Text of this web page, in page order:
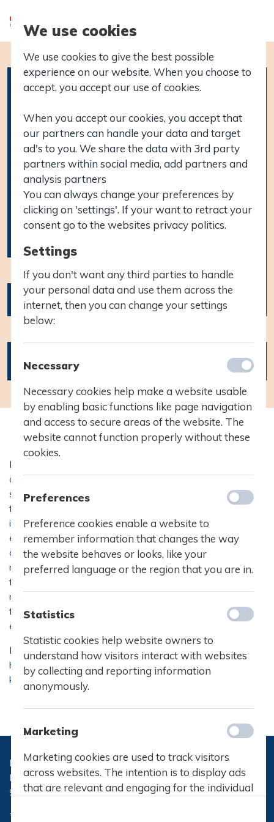
Morgensamling STX
10.00 i Festsalen
Morgensamling STX
26.02.2020
Kl. 9:30 til 10.00 i Festsalen
På Hasseris Gymnasium har vi morgensamlinger en gang
om måneden, hvor alle gymnasiets 600 STX-elever
samles i Festsalen og mærker fællesskabet. Her blandes
fællessang, elevkoncerter, performance og praktisk
information i én stor symfoni. Vi synger altid og der er altid
elevoptrædener. Alle kan tage ordet på en morgensamling,
og ofte er det både ledelse, lærere og elever, der har
meddelelser om stort og småt – alt fra juleklip og
fredagscafé til information om valgfag og eksamen. På
mange morgensamlinger har vi også besøg udefra fra
foreninger eller NGO’er, der gerne vil i kontakt med vores
elever.
Morgensamlingerne starter kl. 9:30 og slutter kl. 10:00,
hvilket betyder, at anden lektion disse dage først starter
kl. 10:15.
Hasseris Gymnasium
Hasserisvej 300
9000 Aalborg
Telefon:
We use cookies
We use cookies to give the best possible
experience on our website. When you choose to
accept, you accept our use of cookies.
When you accept our cookies, you accept that
our partners can handle your data and target
ad's to you. We share the data with 3rd party
partners within social media, add partners and
analysis partners
You can always change your preferences by
clicking on 'settings'. If your want to retract your
consent go to the websites privacy politics.
Settings
If you don't want any third parties to handle
your personal data and use them across the
internet, then you can change your settings
below:
Necessary
Necessary cookies help make a website usable
by enabling basic functions like page navigation
and access to secure areas of the website. The
website cannot function properly without these
cookies.
Preferences
Preference cookies enable a website to
remember information that changes the way
the website behaves or looks, like your
preferred language or the region that you are in.
Statistics
Statistic cookies help website owners to
understand how visitors interact with websites
by collecting and reporting information
anonymously.
Marketing
Marketing cookies are used to track visitors
across websites. The intention is to display ads
that are relevant and engaging for the individual